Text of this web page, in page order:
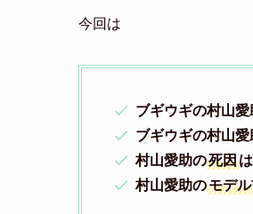
今回は
ブギウギの村山愛
ブギウギの村山愛
村山愛助の死因
村山愛助のモデ